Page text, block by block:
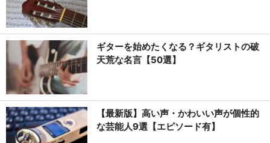
ギターを始めたくなる？ギタリストの破
天荒な名言【50選】
【最新版】高い声・かわいい声が個性的
な芸能人9選【エピソード有】